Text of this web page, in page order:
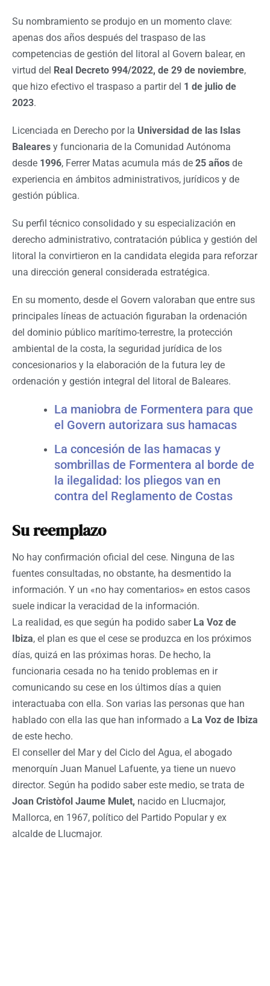
Su nombramiento se produjo en un momento clave:
apenas dos años después del traspaso de las
competencias de gestión del litoral al Govern balear, en
virtud del Real Decreto 994/2022, de 29 de noviembre,
que hizo efectivo el traspaso a partir del 1 de julio de
2023.
Licenciada en Derecho por la Universidad de las Islas
Baleares y funcionaria de la Comunidad Autónoma
desde 1996, Ferrer Matas acumula más de 25 años de
experiencia en ámbitos administrativos, jurídicos y de
gestión pública.
Su perfil técnico consolidado y su especialización en
derecho administrativo, contratación pública y gestión del
litoral la convirtieron en la candidata elegida para reforzar
una dirección general considerada estratégica.
En su momento, desde el Govern valoraban que entre sus
principales líneas de actuación figuraban la ordenación
del dominio público marítimo-terrestre, la protección
ambiental de la costa, la seguridad jurídica de los
concesionarios y la elaboración de la futura ley de
ordenación y gestión integral del litoral de Baleares.
La maniobra de Formentera para que
el Govern autorizara sus hamacas
La concesión de las hamacas y
sombrillas de Formentera al borde de
la ilegalidad: los pliegos van en
contra del Reglamento de Costas
Su reemplazo
No hay confirmación oficial del cese. Ninguna de las
fuentes consultadas, no obstante, ha desmentido la
información. Y un «no hay comentarios» en estos casos
suele indicar la veracidad de la información.
La realidad, es que según ha podido saber La Voz de
Ibiza, el plan es que el cese se produzca en los próximos
días, quizá en las próximas horas. De hecho, la
funcionaria cesada no ha tenido problemas en ir
comunicando su cese en los últimos días a quien
interactuaba con ella. Son varias las personas que han
hablado con ella las que han informado a La Voz de Ibiza
de este hecho.
El conseller del Mar y del Ciclo del Agua, el abogado
menorquín Juan Manuel Lafuente, ya tiene un nuevo
director. Según ha podido saber este medio, se trata de
Joan Cristòfol Jaume Mulet, nacido en Llucmajor,
Mallorca, en 1967, político del Partido Popular y ex
alcalde de Llucmajor.